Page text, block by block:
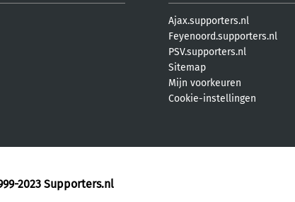
Ajax.supporters.nl
Feyenoord.supporters.nl
PSV.supporters.nl
Sitemap
Mijn voorkeuren
Cookie-instellingen
2023 Supporters.nl